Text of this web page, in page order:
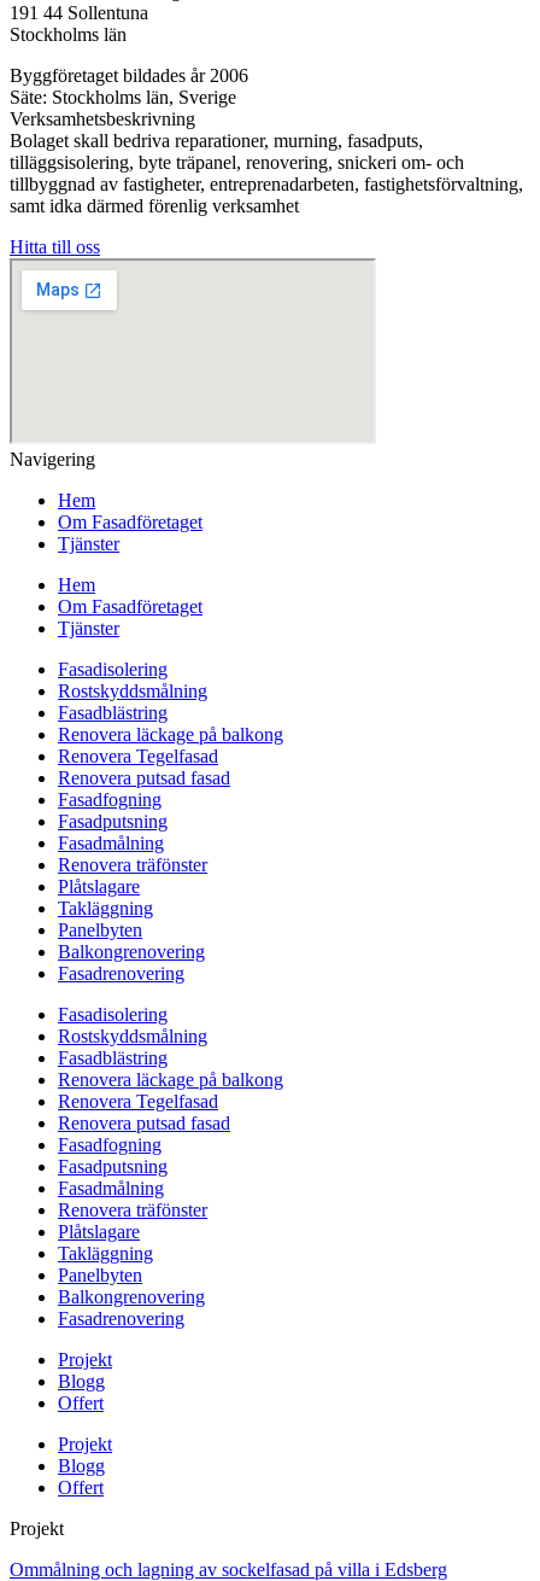
191 44 Sollentuna
Stockholms län
Byggföretaget bildades år 2006
Säte: Stockholms län, Sverige
Verksamhetsbeskrivning
Bolaget skall bedriva reparationer, murning, fasadputs,
tilläggsisolering, byte träpanel, renovering, snickeri om- och
tillbyggnad av fastigheter, entreprenadarbeten, fastighetsförvaltning,
samt idka därmed förenlig verksamhet
Hitta till oss
Navigering
Hem
Om Fasadföretaget
Tjänster
Hem
Om Fasadföretaget
Tjänster
Fasadisolering
Rostskyddsmålning
Fasadblästring
Renovera läckage på balkong
Renovera Tegelfasad
Renovera putsad fasad
Fasadfogning
Fasadputsning
Fasadmålning
Renovera träfönster
Plåtslagare
Takläggning
Panelbyten
Balkongrenovering
Fasadrenovering
Fasadisolering
Rostskyddsmålning
Fasadblästring
Renovera läckage på balkong
Renovera Tegelfasad
Renovera putsad fasad
Fasadfogning
Fasadputsning
Fasadmålning
Renovera träfönster
Plåtslagare
Takläggning
Panelbyten
Balkongrenovering
Fasadrenovering
Projekt
Blogg
Offert
Projekt
Blogg
Offert
Projekt
Ommålning och lagning av sockelfasad på villa i Edsberg